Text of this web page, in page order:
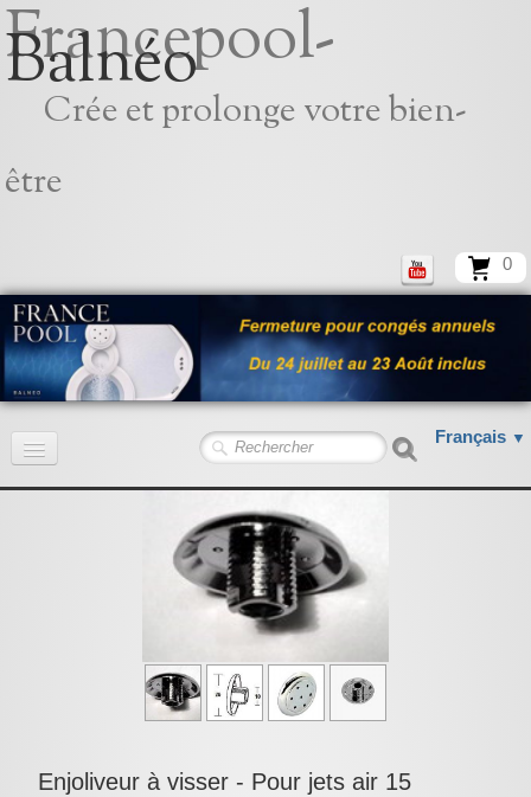
Francepool-
Balnéo
Crée et prolonge votre bien-
être
0
Français ▼
Accueil
Pour l'entretien
Prestations Atelier
Enjoliveur à visser - Pour jets air 15